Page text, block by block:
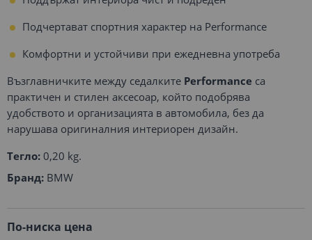
Подчертават спортния характер на Performance
Комфортни и устойчиви при ежедневна употреба
Възглавничките между седалките Performance са
практичен и стилен аксесоар, който подобрява
удобството и организацията в автомобила, без да
нарушава оригиналния интериорен дизайн.
Тегло: 0,20 kg.
Бранд: BMW
По-ниска цена